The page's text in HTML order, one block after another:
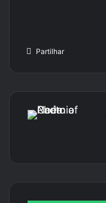
Partilhar